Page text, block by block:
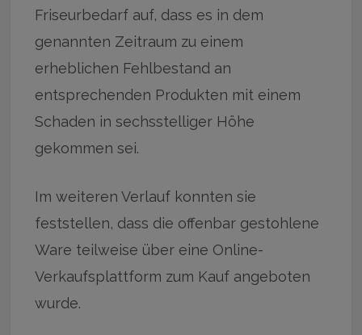
Friseurbedarf auf, dass es in dem
genannten Zeitraum zu einem
erheblichen Fehlbestand an
entsprechenden Produkten mit einem
Schaden in sechsstelliger Höhe
gekommen sei.
Im weiteren Verlauf konnten sie
feststellen, dass die offenbar gestohlene
Ware teilweise über eine Online-
Verkaufsplattform zum Kauf angeboten
wurde.